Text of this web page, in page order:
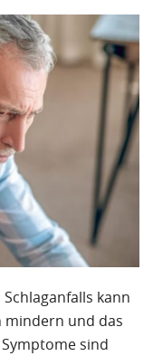
kann
mindern und das
sind